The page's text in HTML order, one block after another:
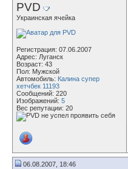
PVD
Украинская ячейка
Регистрация: 07.06.2007
Адрес: Луганск
Возраст: 43
Пол: Мужской
Автомобиль: Калина супер
хетчбек 11193
Сообщений: 220
Изображений: 5
Вес репутации: 20
06.08.2007, 18:46